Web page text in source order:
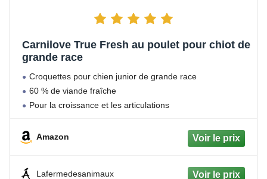
Carnilove True Fresh au poulet pour chiot de
grande race
Croquettes pour chien junior de grande race
60 % de viande fraîche
Pour la croissance et les articulations
Amazon
Lafermedesanimaux